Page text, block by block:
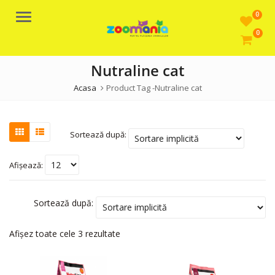
Meniu 0
0
Nutraline cat
Acasa Product Tag -Nutraline cat
Sortează după:
Afișează:
Sortează după:
Afișez toate cele 3 rezultate